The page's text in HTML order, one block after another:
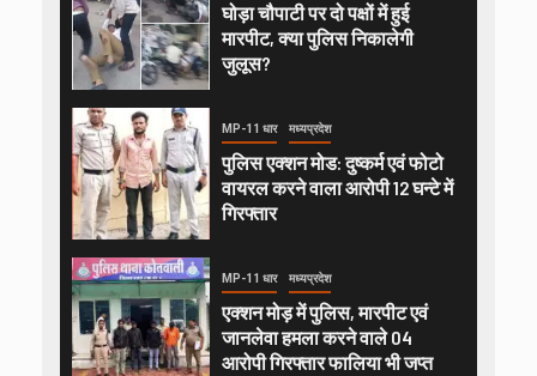
घोड़ा चौपाटी पर दो पक्षों में हुई
मारपीट, क्या पुलिस निकालेगी
जुलूस?
MP-11 धार मध्यप्रदेश
पुलिस एक्शन मोड: दुष्कर्म एवं फोटो
वायरल करने वाला आरोपी 12 घन्टे में
गिरफ्तार
MP-11 धार मध्यप्रदेश
एक्शन मोड़ में पुलिस, मारपीट एवं
जानलेवा हमला करने वाले 04
आरोपी गिरफ्तार फालिया भी जप्त